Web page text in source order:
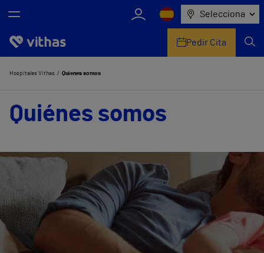
Selecciona
Nosotros
Equipo médico y asistencial
Información útil
Comunicación
Pedir Cita
Hospitales Vithas Quienes somos
Quiénes somos